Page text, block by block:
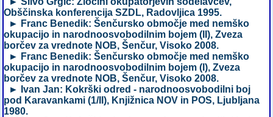
Obščinska konferencija SZDL, Radovljica 1995.
► Franc Benedik: Šenčursko območje med nemško
okupacijo in narodnoosvobodilnim bojem (II), Zveza
borčev za vrednote NOB, Šenčur, Visoko 2008.
► Franc Benedik: Šenčursko območje med nemško
okupacijo in narodnoosvobodilnim bojem (I), Zveza
borčev za vrednote NOB, Šenčur, Visoko 2008.
► Ivan Jan: Kokrški odred - narodnoosvobodilni boj
pod Karavankami (1/II), Knjižnica NOV in POS, Ljubljana
1980.